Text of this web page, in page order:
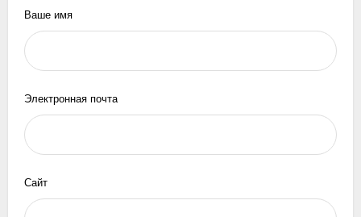
Ваше имя
Электронная почта
Сайт